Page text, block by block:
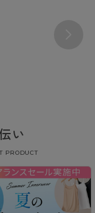
い
PRODUCT